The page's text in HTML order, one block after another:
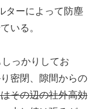
ターによって防塵
いる。
っかりしてお
密閉、隙間からの
その辺の社外高効